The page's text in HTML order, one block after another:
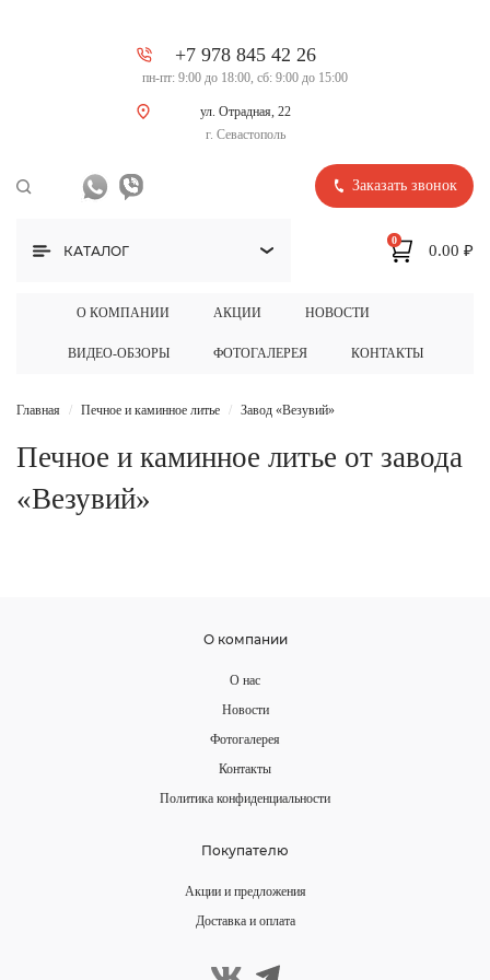
+7 978 845 42 26
пн-пт: 9:00 до 18:00, сб: 9:00 до 15:00
ул. Отрадная, 22
г. Севастополь
Заказать звонок
КАТАЛОГ
О КОМПАНИИ АКЦИИ НОВОСТИ
ВИДЕО-ОБЗОРЫ ФОТОГАЛЕРЕЯ КОНТАКТЫ
0
0.00 ₽
Главная Печное и каминное литье Завод «Везувий»
Печное и каминное литье от завода
«Везувий»
О компании
О нас
Новости
Фотогалерея
Контакты
Политика конфиденциальности
Покупателю
Акции и предложения
Доставка и оплата